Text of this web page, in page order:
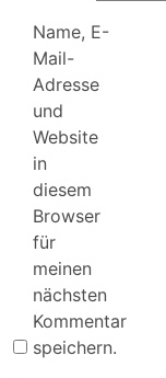
Name, E-
Mail-
Adresse
und
Website
in
diesem
Browser
für
meinen
nächsten
Kommentar
speichern.